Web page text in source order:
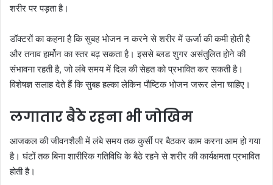
शरीर पर पड़ता है।
डॉक्टरों का कहना है कि सुबह भोजन न करने से शरीर में ऊर्जा की कमी होती है
और तनाव हार्मोन का स्तर बढ़ सकता है। इससे ब्लड शुगर असंतुलित होने की
संभावना रहती है, जो लंबे समय में दिल की सेहत को प्रभावित कर सकती है।
विशेषज्ञ सलाह देते हैं कि सुबह हल्का लेकिन पौष्टिक भोजन जरूर लेना चाहिए।
लगातार बैठे रहना भी जोखिम
आजकल की जीवनशैली में लंबे समय तक कुर्सी पर बैठकर काम करना आम हो गया
है। घंटों तक बिना शारीरिक गतिविधि के बैठे रहने से शरीर की कार्यक्षमता प्रभावित
होती है।